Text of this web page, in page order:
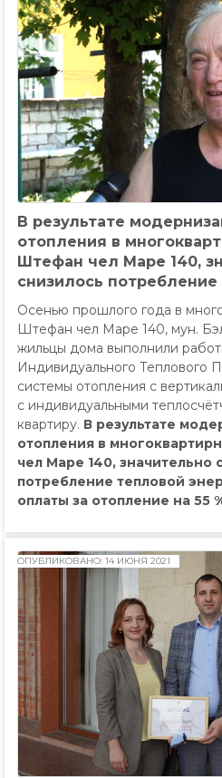
В результате
отопления в
Штефан чел Маре 140,
снизилось
Осенью прошлого года в
Штефан чел Маре 140, мун.
жильцы дома выполнили
Индивидуального Теплового
системы отопления с
с индивидуальными
квартиру. В результате
отопления в
чел Маре 140, значительно
потребление тепловой
оплаты за отопление на 55
ОПУБЛИКОВАНО: 14 ИЮНЯ 2021